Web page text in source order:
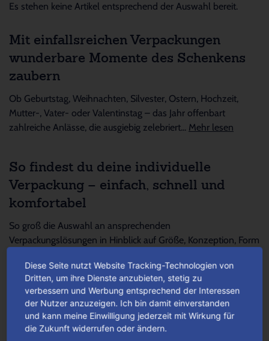
Es stehen keine Artikel entsprechend der Auswahl bereit.
Mit einfallsreichen Verpackungen
wunderbare Momente des Schenkens
zaubern
Ob Geburtstag, Weihnachten, Silvester, Ostern, Hochzeit,
Mutter-, Vater- oder Valentinstag – das Jahr offenbart
zahlreiche Anlässe, die ausgiebig zelebriert... Mehr lesen
So findest du deine individuelle
Verpackung – einfach, schnell und
komfortabel
So groß die Auswahl an ansprechenden
Verpackungslösungen in Hinblick auf Größe, Konzeption, Form
Für jeden Anlass Verpackungen
wunschgemäß konfigurieren
Je nach Verpackungstyp kannst du ganz einfach deine
Diese Seite nutzt Website Tracking-Technologien von
Dritten, um ihre Dienste anzubieten, stetig zu
verbessern und Werbung entsprechend der Interessen
der Nutzer anzuzeigen. Ich bin damit einverstanden
und kann meine Einwilligung jederzeit mit Wirkung für
die Zukunft widerrufen oder ändern.